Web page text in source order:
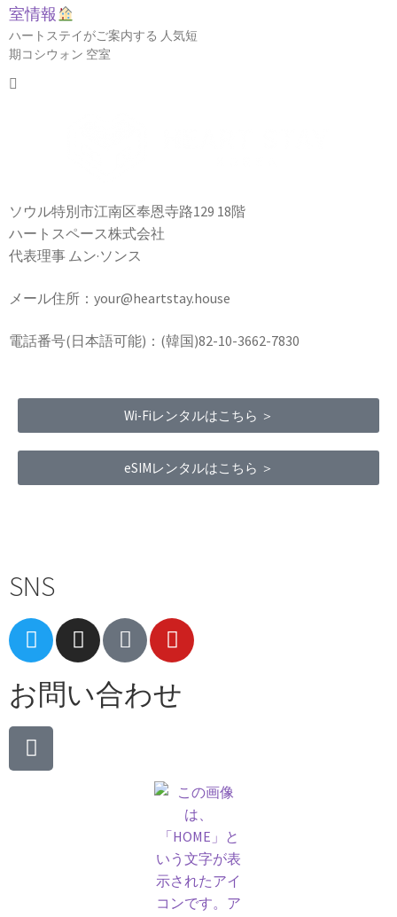
室情報
ハートステイがご案内する 人気短
期コシウォン 空室
ソウル特別市江南区奉恩寺路129 18階
ハートスペース株式会社
代表理事 ムン·ソンス
メール住所：your@heartstay.house
電話番号(日本語可能)：(韓国)82-10-3662-7830
Wi-Fiレンタルはこちら ＞
eSIMレンタルはこちら ＞
SNS
お問い合わせ